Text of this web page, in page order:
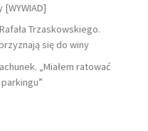
Trzaskowskiego.
się do winy
„Miałem ratować